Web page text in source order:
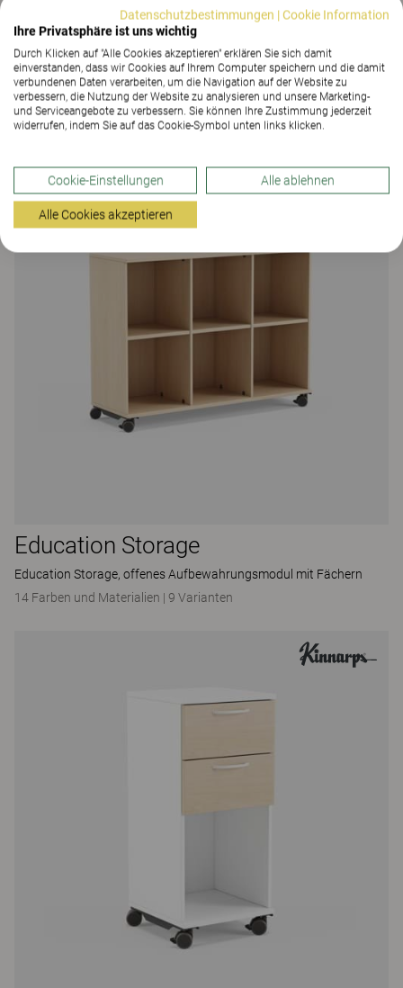
Education Storage
Education Storage, Bench-Schrank
14 Farben und Materialien
Education Storage
Education Storage, offenes Aufbewahrungsmodul mit Fächern
14 Farben und Materialien | 9 Varianten
Datenschutzbestimmungen |Cookie Information
Ihre Privatsphäre ist uns wichtig
Durch Klicken auf "Alle Cookies akzeptieren" erklären Sie sich damit
einverstanden, dass wir Cookies auf Ihrem Computer speichern und die damit
verbundenen Daten verarbeiten, um die Navigation auf der Website zu
verbessern, die Nutzung der Website zu analysieren und unsere Marketing-
und Serviceangebote zu verbessern. Sie können Ihre Zustimmung jederzeit
widerrufen, indem Sie auf das Cookie-Symbol unten links klicken.
Cookie-Einstellungen Alle ablehnen
Alle Cookies akzeptieren